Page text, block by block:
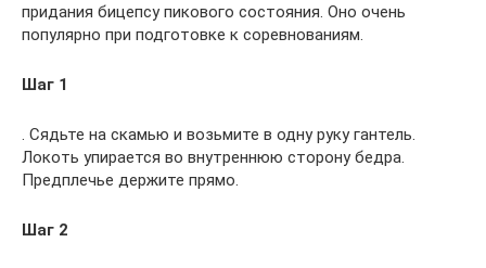
придания бицепсу пикового состояния. Оно очень
популярно при подготовке к соревнованиям.
Шаг 1
. Сядьте на скамью и возьмите в одну руку гантель.
Локоть упирается во внутреннюю сторону бедра.
Предплечье держите прямо.
Шаг 2